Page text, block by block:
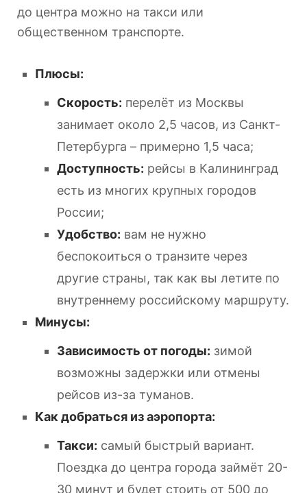
до центра можно на такси или
общественном транспорте.
Плюсы:
Скорость: перелёт из Москвы
занимает около 2,5 часов, из Санкт-
Петербурга – примерно 1,5 часа;
Доступность: рейсы в Калининград
есть из многих крупных городов
России;
Удобство: вам не нужно
беспокоиться о транзите через
другие страны, так как вы летите по
внутреннему российскому маршруту.
Минусы:
Зависимость от погоды: зимой
возможны задержки или отмены
рейсов из-за туманов.
Как добраться из аэропорта:
Такси: самый быстрый вариант.
Поездка до центра города займёт 20-
30 минут и будет стоить от 500 до